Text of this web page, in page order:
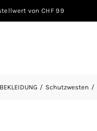
von CHF 99
Schutzwesten